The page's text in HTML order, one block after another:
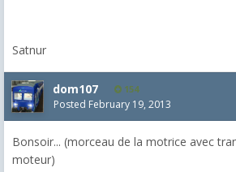
Satnur
dom107 154
Posted February 19, 2013
Bonsoir... (morceau de la motrice avec
moteur)